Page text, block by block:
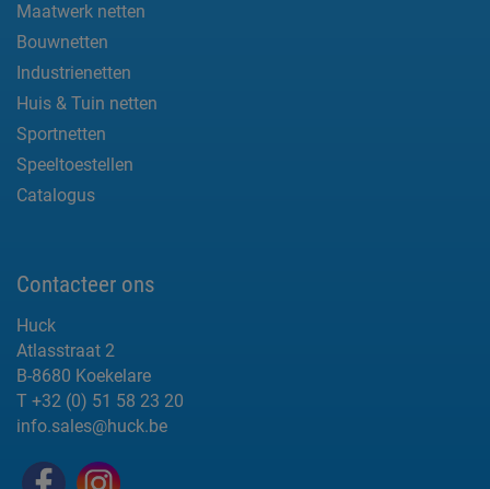
Maatwerk netten
Bouwnetten
Industrienetten
Huis & Tuin netten
Sportnetten
Speeltoestellen
Catalogus
Contacteer ons
Huck
Atlasstraat 2
B-8680 Koekelare
T +32 (0) 51 58 23 20
info.sales@huck.be